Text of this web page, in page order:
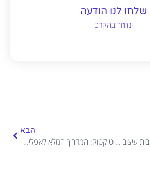
שלחו לנו הודעה
ונחזור בהקדם
מאמר מקיף על חשיבות עיצוב אתרים
הבא
טיקטוק: המדריך המלא לאפליקציה ולמערכת הפרסום שלה